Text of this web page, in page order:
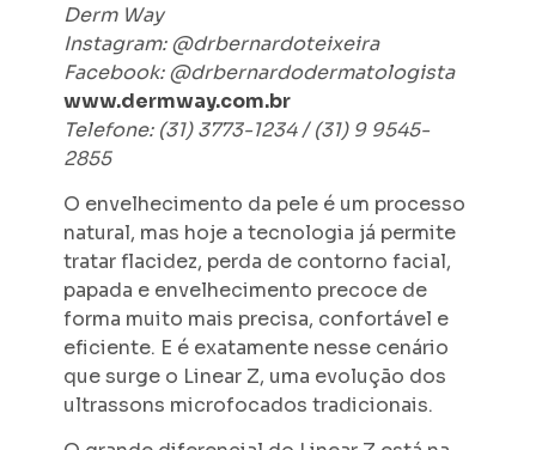
Derm Way
Instagram: @drbernardoteixeira
Facebook: @drbernardodermatologista
www.dermway.com.br
Telefone: (31) 3773-1234 / (31) 9 9545-
2855
O envelhecimento da pele é um processo
natural, mas hoje a tecnologia já permite
tratar flacidez, perda de contorno facial,
papada e envelhecimento precoce de
forma muito mais precisa, confortável e
eficiente. E é exatamente nesse cenário
que surge o Linear Z, uma evolução dos
ultrassons microfocados tradicionais.